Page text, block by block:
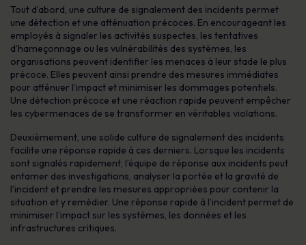
Tout d’abord, une culture de signalement des incidents permet
une détection et une atténuation précoces. En encourageant les
employés à signaler les activités suspectes, les tentatives
d’hameçonnage ou les vulnérabilités des systèmes, les
organisations peuvent identifier les menaces à leur stade le plus
précoce. Elles peuvent ainsi prendre des mesures immédiates
pour atténuer l’impact et minimiser les dommages potentiels.
Une détection précoce et une réaction rapide peuvent empêcher
les cybermenaces de se transformer en véritables violations.
Deuxièmement, une solide culture de signalement des incidents
facilite une réponse rapide à ces derniers. Lorsque les incidents
sont signalés rapidement, l’équipe de réponse aux incidents peut
entamer des investigations, analyser la portée et la gravité de
l’incident et prendre les mesures appropriées pour contenir la
situation et y remédier. Une réponse rapide à l’incident permet de
minimiser l’impact sur les systèmes, les données et les
infrastructures critiques.